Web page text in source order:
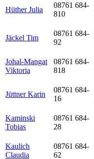
Hüther Julia
08761 684-
810
Jäckel Tim
08761 684-
92
Johal-Mangat
Viktoria
08761 684-
818
Jüttner Karin
08761 684-
16
Kaminski
Tobias
08761 684-
28
Kaulich
Claudia
08761 684-
62